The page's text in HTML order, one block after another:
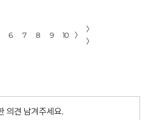
6 7 8 9 10 〉
〉
〉
의견 남겨주세요.